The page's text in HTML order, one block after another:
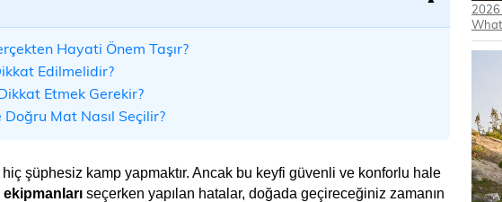
Hayati Önem Taşır?
Edilmelidir?
Etmek Gerekir?
Mat Nasıl Seçilir?
şüphesiz kamp yapmaktır. Ancak bu keyfi güvenli ve konforlu hale
ekipmanları seçerken yapılan hatalar, doğada geçireceğiniz zamanın